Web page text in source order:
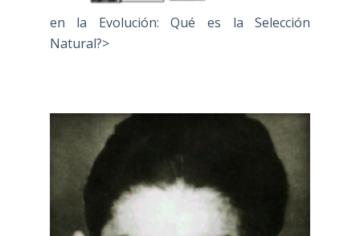
en la Evolución: Qué es la Selección
Natural?>